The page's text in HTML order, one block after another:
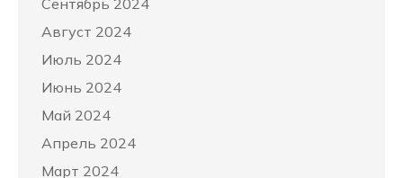
Сентябрь 2024
Август 2024
Июль 2024
Июнь 2024
Май 2024
Апрель 2024
Март 2024